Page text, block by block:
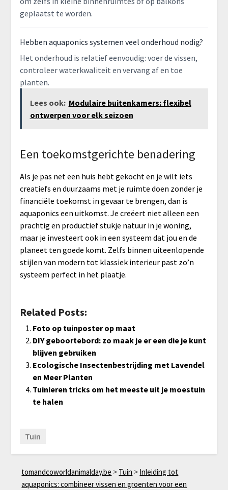
geplaatst te worden.
Hebben aquaponics systemen veel onderhoud nodig?
Het onderhoud is relatief eenvoudig: voer de vissen,
controleer waterkwaliteit en vervang af en toe
planten.
Lees ook: Modulaire buitenkamers: flexibel
ontwerpen voor elk seizoen
Een toekomstgerichte benadering
Als je pas net een huis hebt gekocht en je wilt iets
creatiefs en duurzaams met je ruimte doen zonder je
financiële toekomst in gevaar te brengen, dan is
aquaponics een uitkomst. Je creëert niet alleen een
prachtig en productief stukje natuur in je woning,
maar je investeert ook in een systeem dat jou en de
planeet ten goede komt. Zelfs binnen uiteenlopende
stijlen van modern tot klassiek interieur past zo’n
systeem perfect in het plaatje.
Related Posts:
Foto op tuinposter op maat
DIY geboortebord: zo maak je er een die je kunt
blijven gebruiken
Ecologische Insectenbestrijding met Lavendel
en Meer Planten
Tuinieren tricks om het meeste uit je moestuin
te halen
Tuin
tomandcoworldanimalday.be > Tuin > Inleiding tot
aquaponics: combineer vissen en groenten voor een